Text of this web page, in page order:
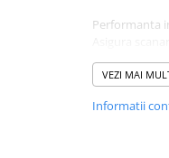
Performanta
Caracteristici
Protectie
Protectie
VEZI MAI
Informatii